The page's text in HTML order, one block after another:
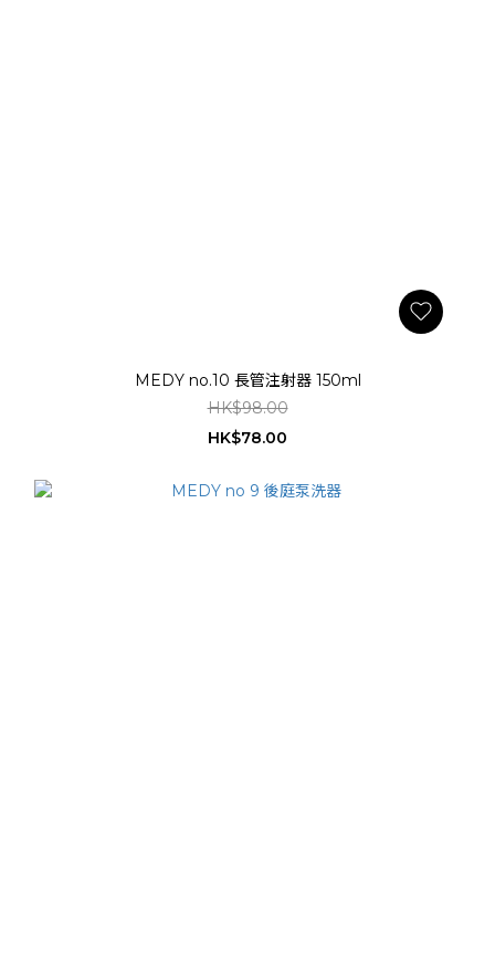
MEDY no.10 長管注射器 150ml
HK$98.00
HK$78.00